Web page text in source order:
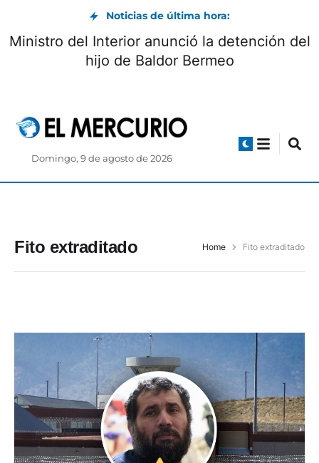
Noticias de última hora:
Ministro del Interior anunció la detención del
hijo de Baldor Bermeo
Domingo, 9 de agosto de 2026
Fito extraditado Home Fito extraditado